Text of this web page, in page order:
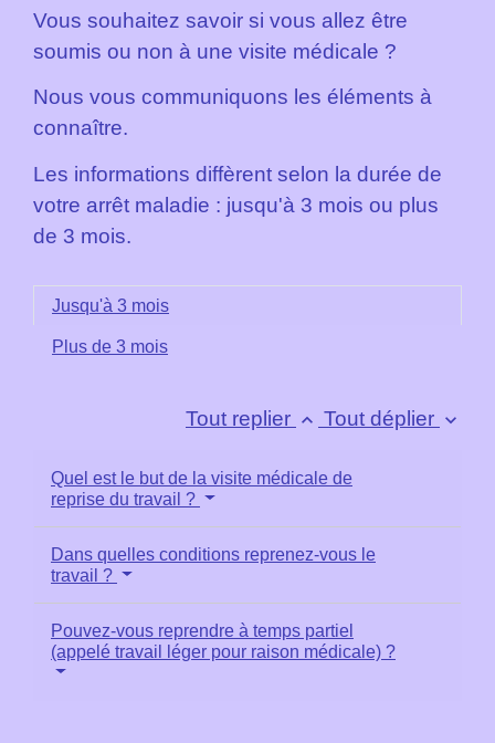
Vous souhaitez savoir si vous allez être
soumis ou non à une visite médicale ?
Nous vous communiquons les éléments à
connaître.
Les informations diffèrent selon la durée de
votre arrêt maladie : jusqu'à 3 mois ou plus
de 3 mois.
Jusqu'à 3 mois
Plus de 3 mois
Tout replier keyboard_arrow_up Tout déplier keyboard_arrow_down
Quel est le but de la visite médicale de
reprise du travail ?
Dans quelles conditions reprenez-vous le
travail ?
Pouvez-vous reprendre à temps partiel
(appelé travail léger pour raison médicale) ?